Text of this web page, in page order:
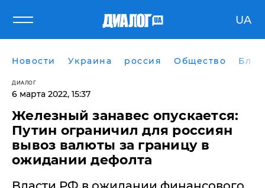
UA
Новости Украина россия Общество
ДИАЛОГ
6 марта 2022, 15:37
​Железный занавес опускается:
Путин ограничил для россиян
вывоз валюты за границу в
ожидании дефолта